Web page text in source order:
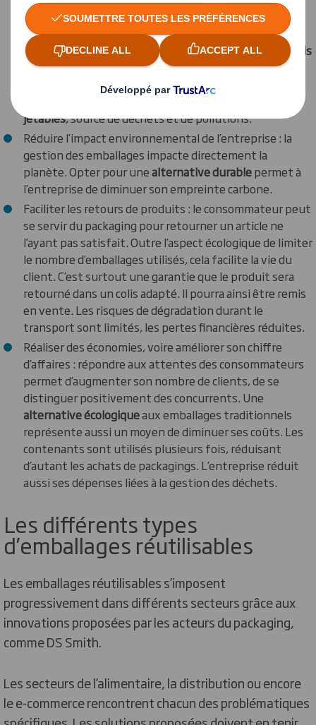
entreprises. C’est un moyen efficace de concrétiser ses
engagements environnementaux, ses valeurs, de se
distinguer des concurrents. Choisir une solution de colis
réutilisablea un impact positif sur la manière dont les
consommateurs perçoivent la marque. Ils seront aussi
satisfaits de profiter d’une alternative aux
emballages
jetables, source de déchets et de pollutions.
Réduire l’impact environnemental de l’entreprise : la
gestion des emballages impacte directement la
planète. Opter pour unealternative durablepermet à
l’entreprise de diminuer son empreinte carbone.
Faciliter les retours de produits : le consommateur peut
se servir du packaging pour retourner un article ne
l’ayant pas satisfait. Outre l’aspect écologique de limiter
le nombre d’emballages utilisés, cela facilite la vie du
client. C’est surtout une garantie que le produit sera
retourné dans un colis adapté. Il pourra ainsi être remis
en vente. Les risques de dégradation durant le
transport sont limités, les pertes financières réduites.
Réaliser des économies, voire améliorer son chiffre
d’affaires : répondre aux attentes des consommateurs
permet d’augmenter son nombre de clients, de se
distinguer positivement des concurrents. Une
alternative écologiqueaux emballages traditionnels
représente aussi un moyen de diminuer ses coûts. Les
contenants sont utilisés plusieurs fois, réduisant
d’autant les achats de packagings. L’entreprise réduit
aussi ses dépenses liées à la gestion des déchets.
Les différents types
d’emballages réutilisables
Les emballages réutilisables s’imposent
progressivement dans différents secteurs grâce aux
innovations proposées par les acteurs du packaging,
comme DS Smith.
Les secteurs de l’alimentaire, la distribution ou encore
le e-commerce rencontrent chacun des problématiques